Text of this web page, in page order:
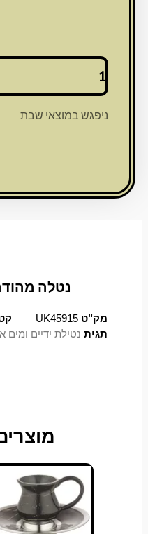
כמות
נטלה
ניפגש במוצאי שבת
נטלה מהודרת
מק"טUK45915
תגית נטילת ידיים ומים